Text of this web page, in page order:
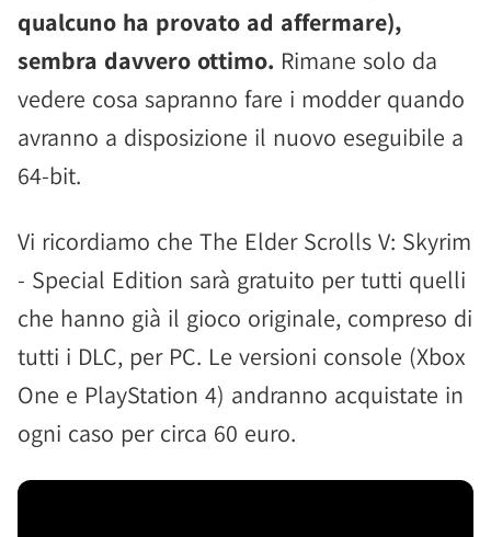
qualcuno ha provato ad affermare),
sembra davvero ottimo. Rimane solo da
vedere cosa sapranno fare i modder quando
avranno a disposizione il nuovo eseguibile a
64-bit.
Vi ricordiamo che The Elder Scrolls V: Skyrim
- Special Edition sarà gratuito per tutti quelli
che hanno già il gioco originale, compreso di
tutti i DLC, per PC. Le versioni console (Xbox
One e PlayStation 4) andranno acquistate in
ogni caso per circa 60 euro.